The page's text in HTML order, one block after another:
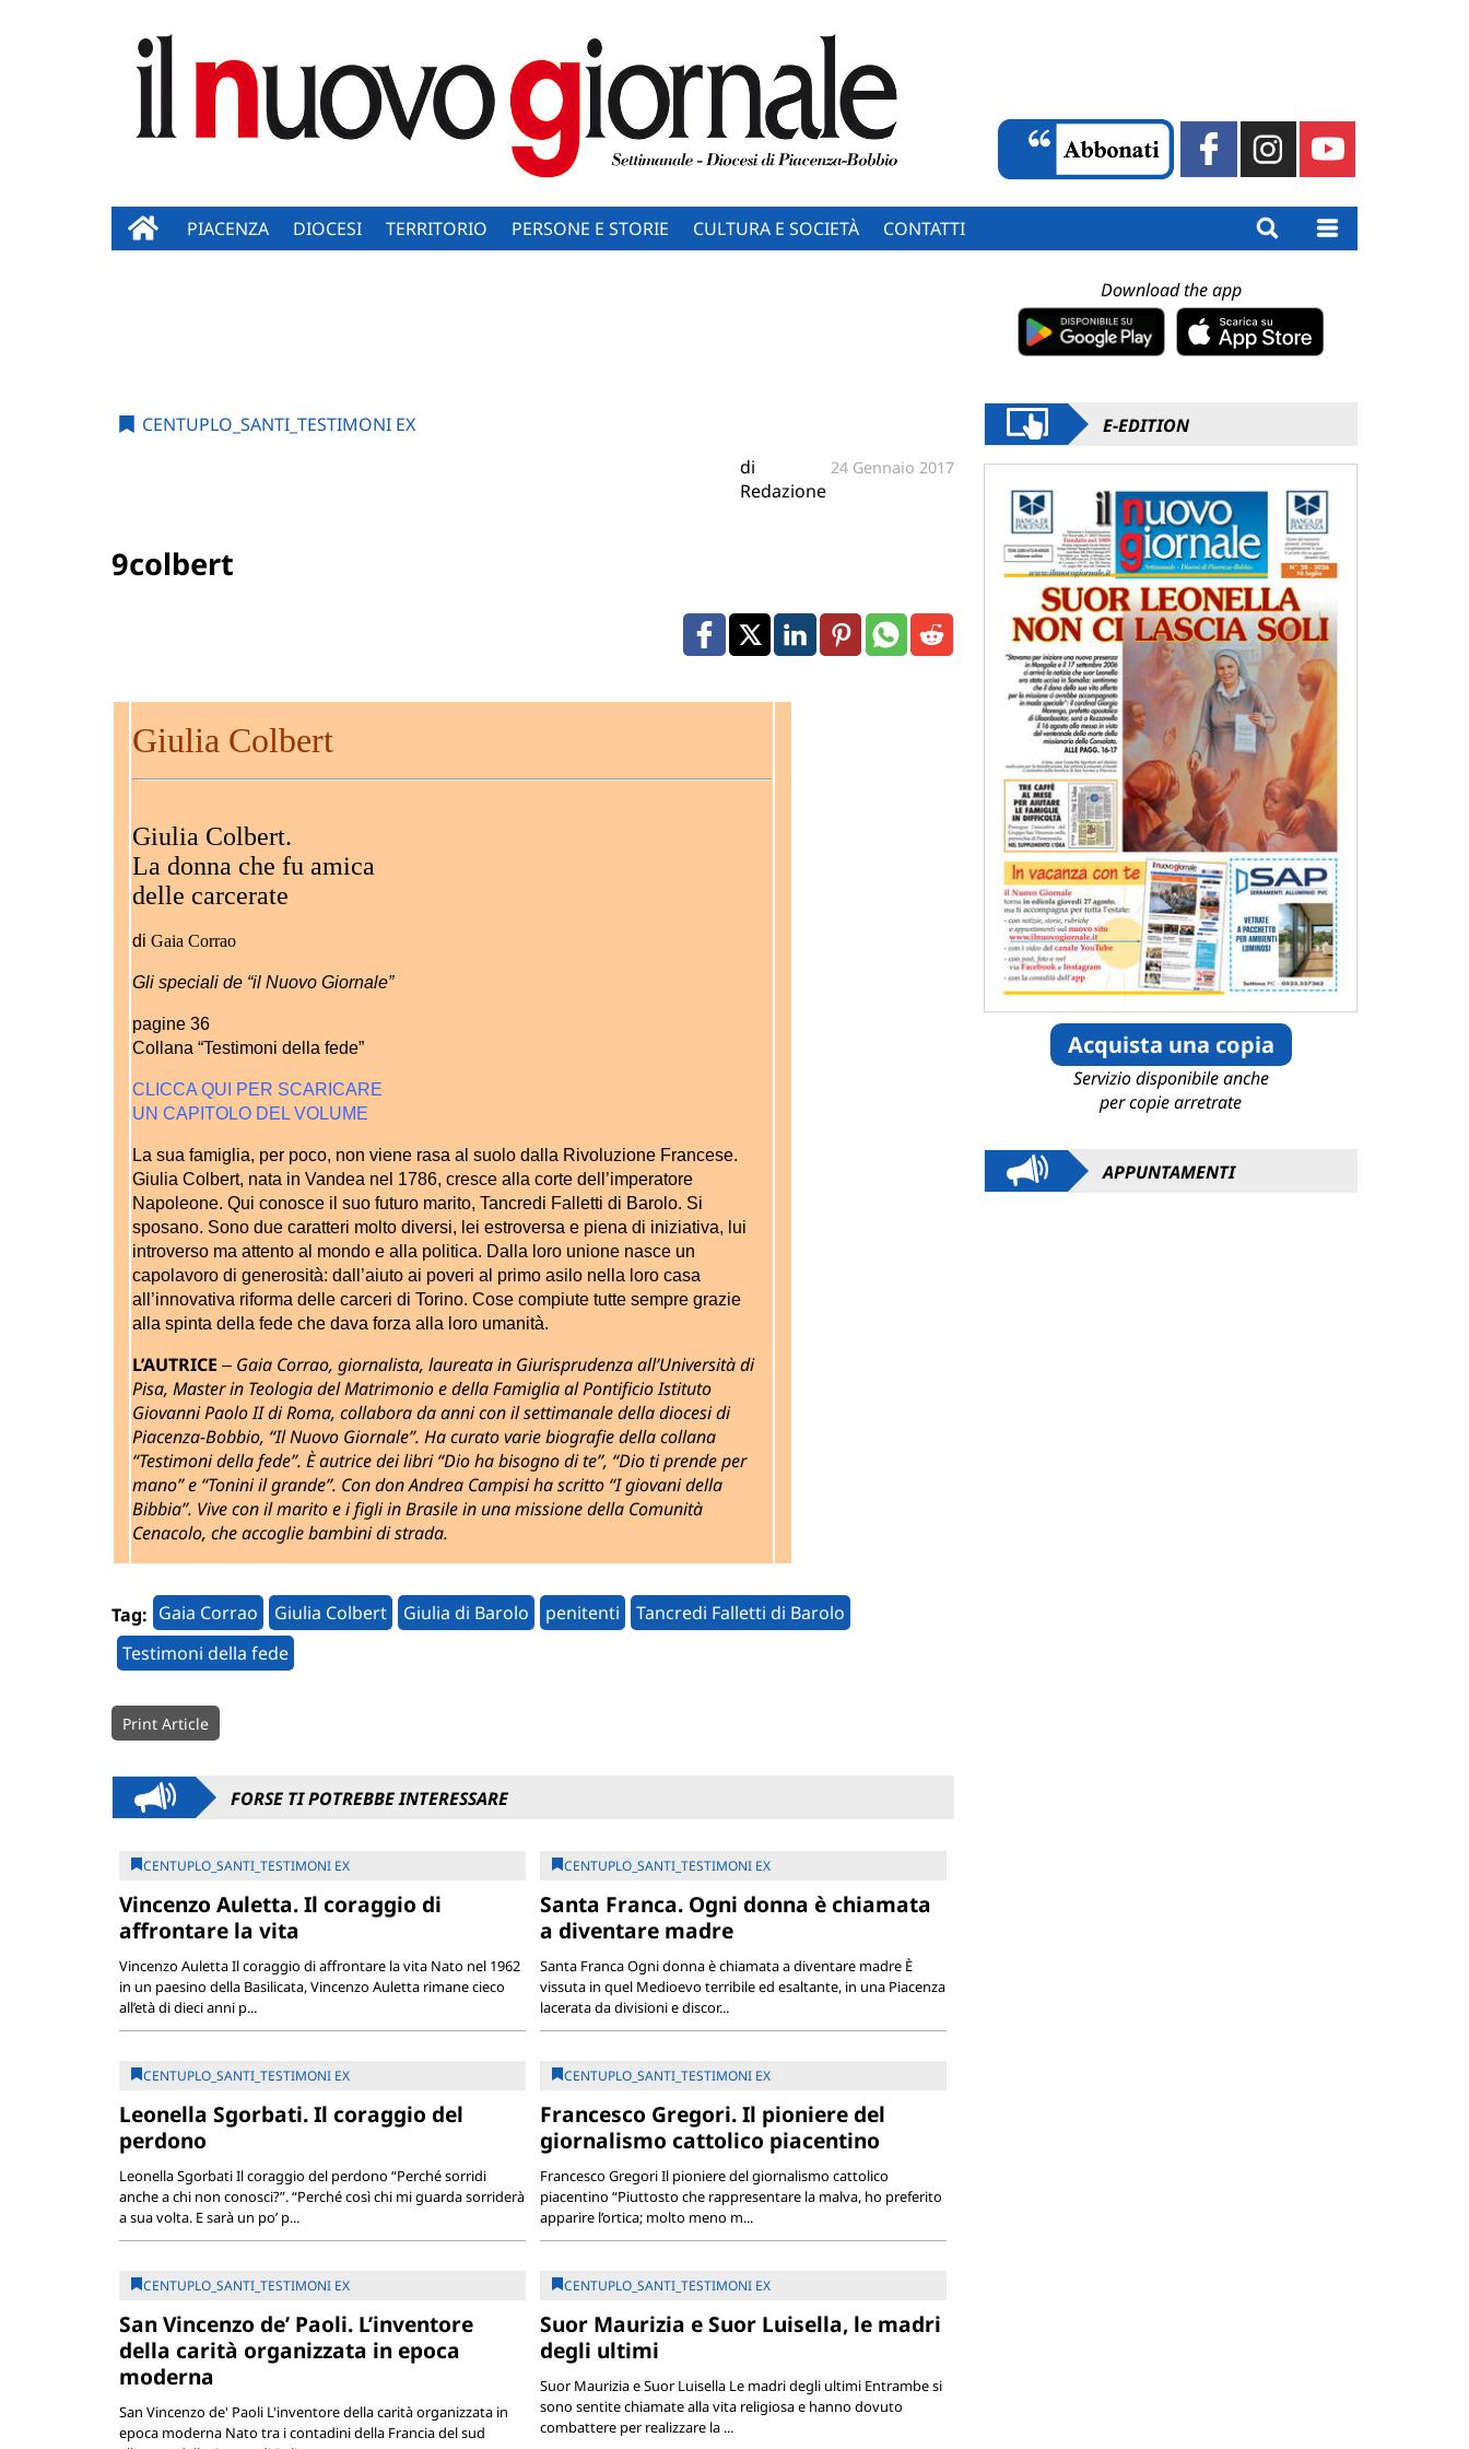
PIACENZA DIOCESI TERRITORIO PERSONE E STORIE CULTURA E SOCIETÀ CONTATTI
CENTUPLO_SANTI_TESTIMONI EX
di
Redazione
24 Gennaio 2017
9colbert
Giulia Colbert
Giulia Colbert.
La donna che fu amica
delle carcerate
di Gaia Corrao
Gli speciali de “il Nuovo Giornale”
pagine 36
Collana “Testimoni della fede”
CLICCA QUI PER SCARICARE
UN CAPITOLO DEL VOLUME
La sua famiglia, per poco, non viene rasa al suolo dalla Rivoluzione Francese.
Giulia Colbert, nata in Vandea nel 1786, cresce alla corte dell’imperatore
Napoleone. Qui conosce il suo futuro marito, Tancredi Falletti di Barolo. Si
sposano. Sono due caratteri molto diversi, lei estroversa e piena di iniziativa, lui
introverso ma attento al mondo e alla politica. Dalla loro unione nasce un
capolavoro di generosità: dall’aiuto ai poveri al primo asilo nella loro casa
all’innovativa riforma delle carceri di Torino. Cose compiute tutte sempre grazie
alla spinta della fede che dava forza alla loro umanità.
L’AUTRICE – Gaia Corrao, giornalista, laureata in Giurisprudenza all’Università di
Pisa, Master in Teologia del Matrimonio e della Famiglia al Pontificio Istituto
Giovanni Paolo II di Roma, collabora da anni con il settimanale della diocesi di
Piacenza-Bobbio, “Il Nuovo Giornale”. Ha curato varie biografie della collana
“Testimoni della fede”. È autrice dei libri “Dio ha bisogno di te”, “Dio ti prende per
mano” e “Tonini il grande”. Con don Andrea Campisi ha scritto “I giovani della
Bibbia”. Vive con il marito e i figli in Brasile in una missione della Comunità
Cenacolo, che accoglie bambini di strada.
Tag: Gaia Corrao Giulia Colbert Giulia di Barolo penitenti
Tancredi Falletti di Barolo
Testimoni della fede
Print Article
FORSE TI POTREBBE INTERESSARE
CENTUPLO_SANTI_TESTIMONI EX
Vincenzo Auletta. Il coraggio di
affrontare la vita
Vincenzo Auletta Il coraggio di affrontare la vita Nato nel 1962
in un paesino della Basilicata, Vincenzo Auletta rimane cieco
all’età di dieci anni p...
CENTUPLO_SANTI_TESTIMONI EX
Santa Franca. Ogni donna è chiamata
a diventare madre
Santa Franca Ogni donna è chiamata a diventare madre È
vissuta in quel Medioevo terribile ed esaltante, in una Piacenza
lacerata da divisioni e discor...
CENTUPLO_SANTI_TESTIMONI EX
Leonella Sgorbati. Il coraggio del
perdono
Leonella Sgorbati Il coraggio del perdono “Perché sorridi
anche a chi non conosci?”. “Perché così chi mi guarda sorriderà
a sua volta. E sarà un po’ p...
CENTUPLO_SANTI_TESTIMONI EX
Francesco Gregori. Il pioniere del
giornalismo cattolico piacentino
Francesco Gregori Il pioniere del giornalismo cattolico
piacentino “Piuttosto che rappresentare la malva, ho preferito
apparire l’ortica; molto meno m...
CENTUPLO_SANTI_TESTIMONI EX
San Vincenzo de’ Paoli. L’inventore
della carità organizzata in epoca
moderna
San Vincenzo de' Paoli L'inventore della carità organizzata in
epoca moderna Nato tra i contadini della Francia del sud
CENTUPLO_SANTI_TESTIMONI EX
Suor Maurizia e Suor Luisella, le madri
degli ultimi
Suor Maurizia e Suor Luisella Le madri degli ultimi Entrambe si
sono sentite chiamate alla vita religiosa e hanno dovuto
combattere per realizzare la ...
Download the app
E-EDITION
Acquista una copia
Servizio disponibile anche
per copie arretrate
APPUNTAMENTI